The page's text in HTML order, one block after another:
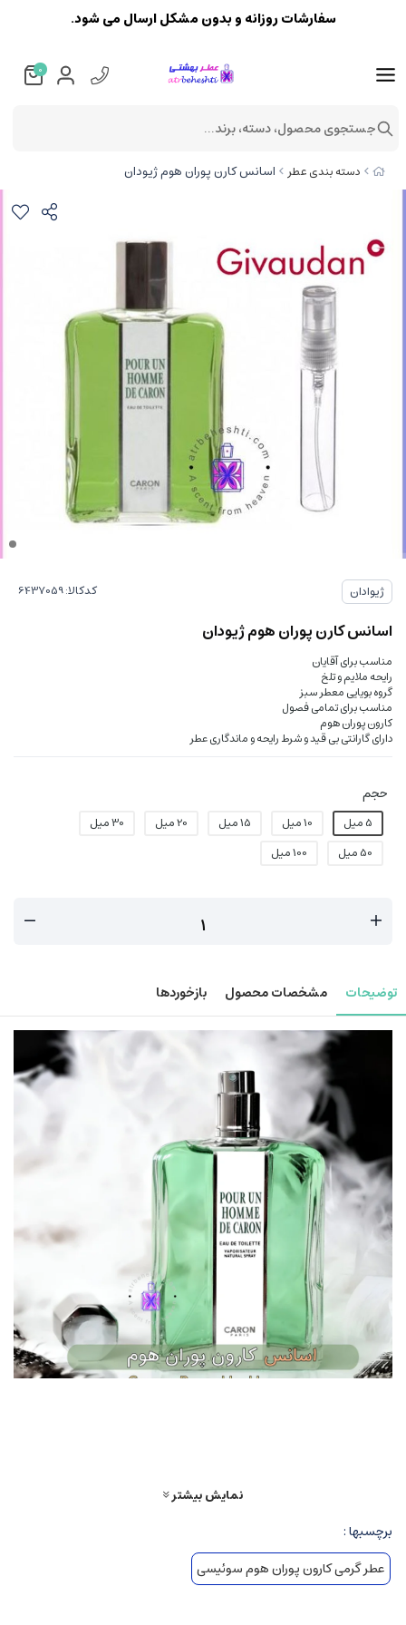
دسته بندی عطر اسانس کارن پوران هوم ژیودان
ژیوادان کدکالا:
اسانس کارن پوران هوم ژیودان
مناسب برای آقایان
رایحه ملایم و تلخ
گروه بویایی معطر سبز
مناسب برای تمامی فصول
کارون پوران هوم
دارای گارانتی بی قید و شرط رایحه و ماندگاری عطر
حجم
5 میل 10 میل 15 میل 20 میل
30 میل
50 میل
100 میل
توضیحات مشخصات محصول بازخوردها
جذاب از ماندگاری و ادویه ای و چوبی را به خوبی منتقل می کند. ژیودان با اسانس
عملکرد رایحه اورجینال ادکلن پوران هوم قدرتمند تر است. عطر کارون پوران هوم با
رایحه ملایم و تلخ که برای آقایان طراحی شده است بسیار مورد استقبال قرار گرفته
است. سازنده این عطر Ernest Daltroff است. نت های اولیه اسطوخودوس، رزماری،
نمایش بیشتر
برچسبها :
عطر گرمی کارون پوران هوم سوئیسی
سفارشات روزانه و بدون مشکل ارسال می شود.
0
جستجوی محصول، دسته، برند...